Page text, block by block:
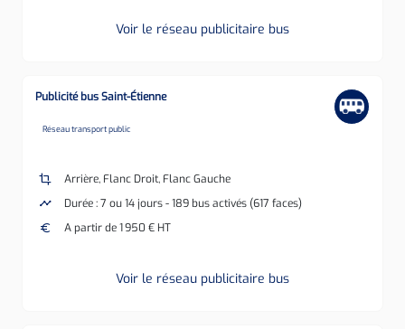
Voir le réseau publicitaire bus
Publicité bus Saint-Étienne
none
Réseau transport public
crop
Arrière, Flanc Droit, Flanc Gauche
timeline
Durée : 7 ou 14 jours - 189 bus activés (617 faces)
euro
A partir de 1 950 € HT
Voir le réseau publicitaire bus